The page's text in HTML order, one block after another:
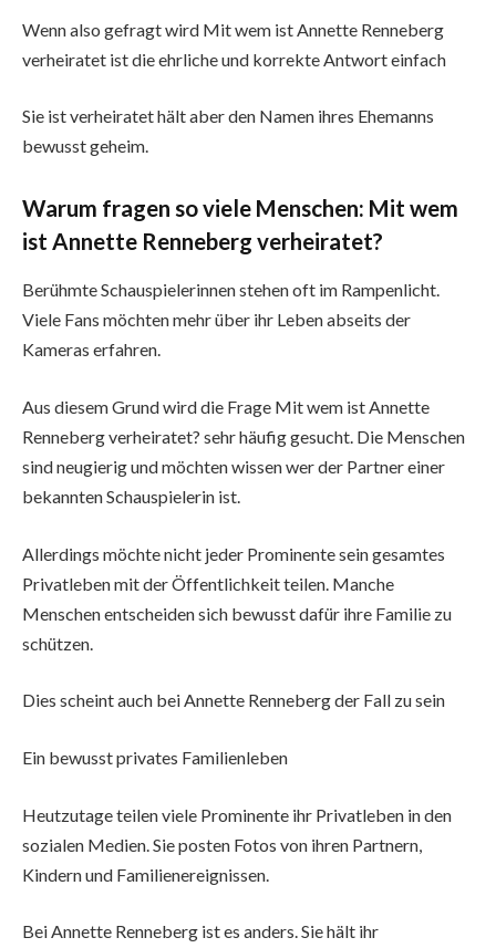
Wenn also gefragt wird Mit wem ist Annette Renneberg
verheiratet ist die ehrliche und korrekte Antwort einfach
Sie ist verheiratet hält aber den Namen ihres Ehemanns
bewusst geheim.
Warum fragen so viele Menschen: Mit wem
ist Annette Renneberg verheiratet?
Berühmte Schauspielerinnen stehen oft im Rampenlicht.
Viele Fans möchten mehr über ihr Leben abseits der
Kameras erfahren.
Aus diesem Grund wird die Frage Mit wem ist Annette
Renneberg verheiratet? sehr häufig gesucht. Die Menschen
sind neugierig und möchten wissen wer der Partner einer
bekannten Schauspielerin ist.
Allerdings möchte nicht jeder Prominente sein gesamtes
Privatleben mit der Öffentlichkeit teilen. Manche
Menschen entscheiden sich bewusst dafür ihre Familie zu
schützen.
Dies scheint auch bei Annette Renneberg der Fall zu sein
Ein bewusst privates Familienleben
Heutzutage teilen viele Prominente ihr Privatleben in den
sozialen Medien. Sie posten Fotos von ihren Partnern,
Kindern und Familienereignissen.
Bei Annette Renneberg ist es anders. Sie hält ihr